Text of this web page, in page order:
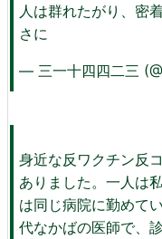
人は群れたがり、密
さに
— 三一十四四二三
身近な反ワクチン反
ありました。一人は
は同じ病院に勤めて
代なかばの医師で、